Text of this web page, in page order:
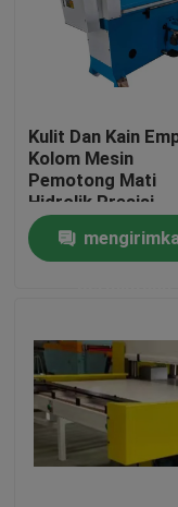
Tentang kami
Tur Pabrik
Kontrol kualitas
Hubungi kami
Mesin
Mesin Cut Cut
Kulit Dan Kain
Kolom Mesin
Pemotong Mati
Hidrolik Presisi